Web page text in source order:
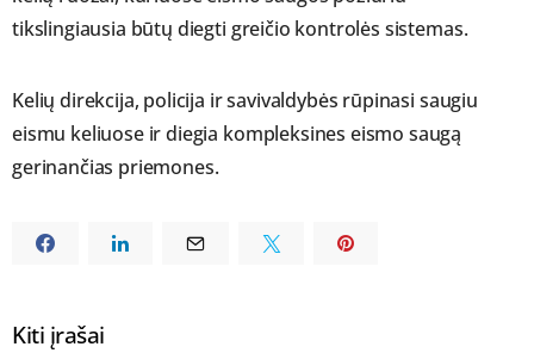
tikslingiausia būtų diegti greičio kontrolės sistemas.
Kelių direkcija, policija ir savivaldybės rūpinasi saugiu
eismu keliuose ir diegia kompleksines eismo saugą
gerinančias priemones.
Kiti įrašai